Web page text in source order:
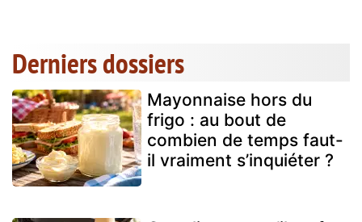
Derniers dossiers
Mayonnaise hors du
frigo : au bout de
combien de temps faut-
il vraiment s’inquiéter ?